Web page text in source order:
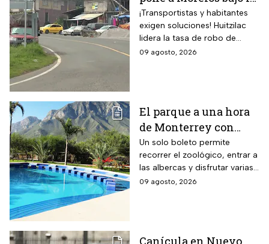
lupa: Huitzilac
registra la mayor tasa
del país
¡Transportistas y habitantes
exigen soluciones! Huitzilac
lidera la tasa de robo de
vehículos en México, con 78
09 agosto, 2026
El parque a una hora
de Monterrey con
zoológico, tirolesa y
alberca: esto cuesta la
entrada en agosto de
2026
Un solo boleto permite
recorrer el zoológico, entrar a
las albercas y disfrutar varias
áreas recreativas cerca de
09 agosto, 2026
Canícula en Nuevo